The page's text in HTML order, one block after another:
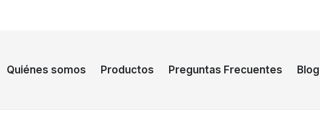
Quiénes somos Productos Preguntas Frecuentes Blog